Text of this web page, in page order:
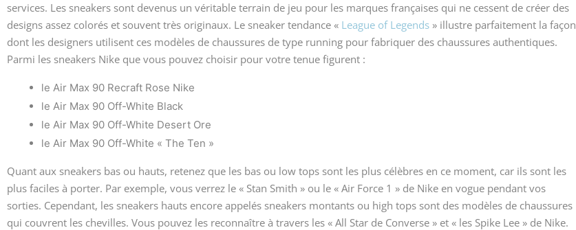
services. Les sneakers sont devenus un véritable terrain de jeu pour les marques françaises qui ne cessent de créer des
designs assez colorés et souvent très originaux. Le sneaker tendance « League of Legends » illustre parfaitement la façon
dont les designers utilisent ces modèles de chaussures de type running pour fabriquer des chaussures authentiques.
Parmi les sneakers Nike que vous pouvez choisir pour votre tenue figurent :
le Air Max 90 Recraft Rose Nike
le Air Max 90 Off-White Black
le Air Max 90 Off-White Desert Ore
le Air Max 90 Off-White « The Ten »
Quant aux sneakers bas ou hauts, retenez que les bas ou low tops sont les plus célèbres en ce moment, car ils sont les
plus faciles à porter. Par exemple, vous verrez le « Stan Smith » ou le « Air Force 1 » de Nike en vogue pendant vos
sorties. Cependant, les sneakers hauts encore appelés sneakers montants ou high tops sont des modèles de chaussures
qui couvrent les chevilles. Vous pouvez les reconnaître à travers les « All Star de Converse » et « les Spike Lee » de Nike.